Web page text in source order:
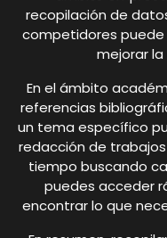
recopilación de
competidores puede
mejorar
En el ámbito
referencias
un tema específico
redacción de
tiempo buscando
puedes acceder
encontrar lo que